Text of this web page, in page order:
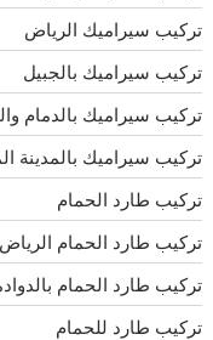
تركيب سيراميك الرياض
تركيب سيراميك بالجبيل
تركيب سيراميك بالدمام
تركيب سيراميك بالمدينة
تركيب طارد الحمام
تركيب طارد الحمام الرياض
تركيب طارد الحمام
تركيب طارد للحمام